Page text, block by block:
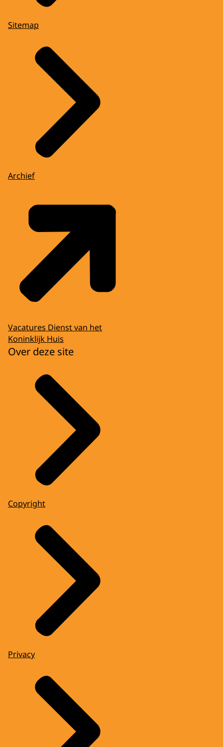
Sitemap
Archief
Vacatures Dienst van het
Koninklijk Huis
Over deze site
Copyright
Privacy